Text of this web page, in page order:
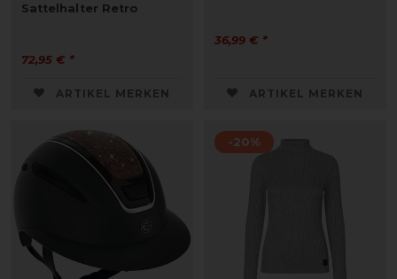
Sattelhalter Retro
72,95 € *
ARTIKEL MERKEN
36,99 € *
ARTIKEL MERKEN
-20%